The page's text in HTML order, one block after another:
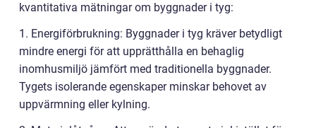
kvantitativa mätningar om byggnader i tyg:
1. Energiförbrukning: Byggnader i tyg kräver betydligt
mindre energi för att upprätthålla en behaglig
inomhusmiljö jämfört med traditionella byggnader.
Tygets isolerande egenskaper minskar behovet av
uppvärmning eller kylning.